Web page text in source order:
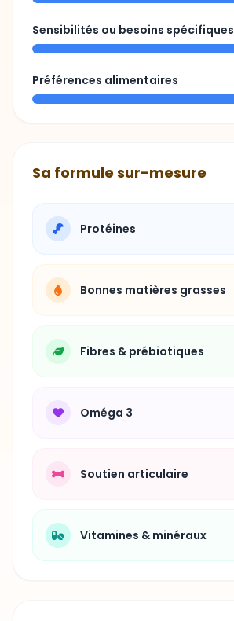
Sensibilités ou besoins spécifiques
Préférences alimentaires
Sa formule sur-mesure
Protéines
Bonnes matières grasses
Fibres & prébiotiques
Oméga 3
Soutien articulaire
Vitamines & minéraux